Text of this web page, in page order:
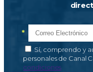
Correo
*Campo
Autorización de
Sí, comprendo y
personales de Canal
condiciones